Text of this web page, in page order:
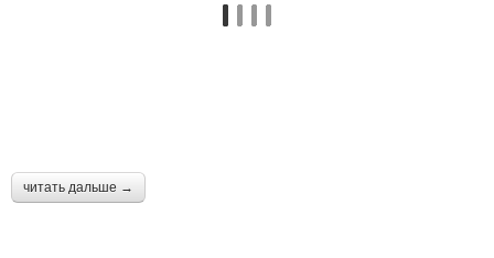
читать дальше →